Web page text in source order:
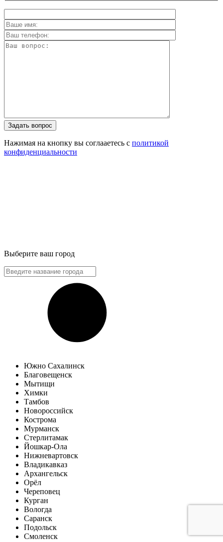
Задать вопрос
Нажимая на кнопку вы соглааетесь с политикой
конфиденциальности
Выберите ваш город
Южно Сахалинск
Благовещенск
Мытищи
Химки
Тамбов
Новороссийск
Кострома
Мурманск
Стерлитамак
Йошкар-Ола
Нижневартовск
Владикавказ
Архангельск
Орёл
Череповец
Курган
Вологда
Саранск
Подольск
Смоленск